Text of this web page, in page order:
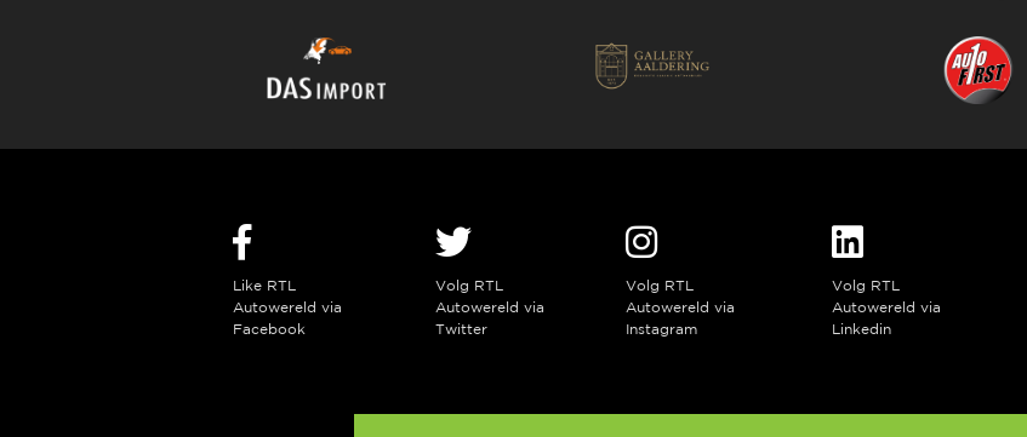
Like RTL
Autowereld via
Facebook
Volg RTL
Autowereld via
Twitter
Volg RTL
Autowereld via
Instagram
Volg RTL
Autowereld via
Linkedin